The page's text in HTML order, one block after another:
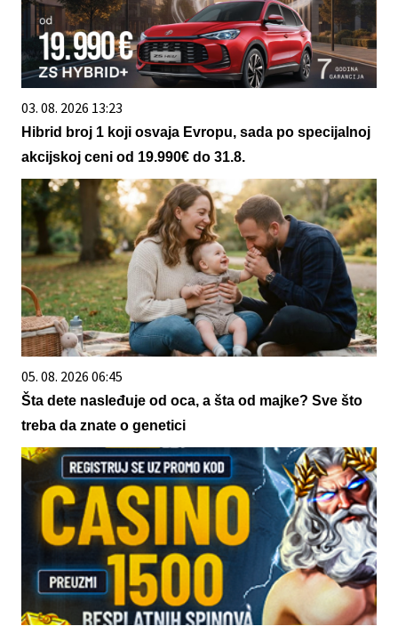
03. 08. 2026 13:23
Hibrid broj 1 koji osvaja Evropu, sada po specijalnoj
akcijskoj ceni od 19.990€ do 31.8.
05. 08. 2026 06:45
Šta dete nasleđuje od oca, a šta od majke? Sve što
treba da znate o genetici